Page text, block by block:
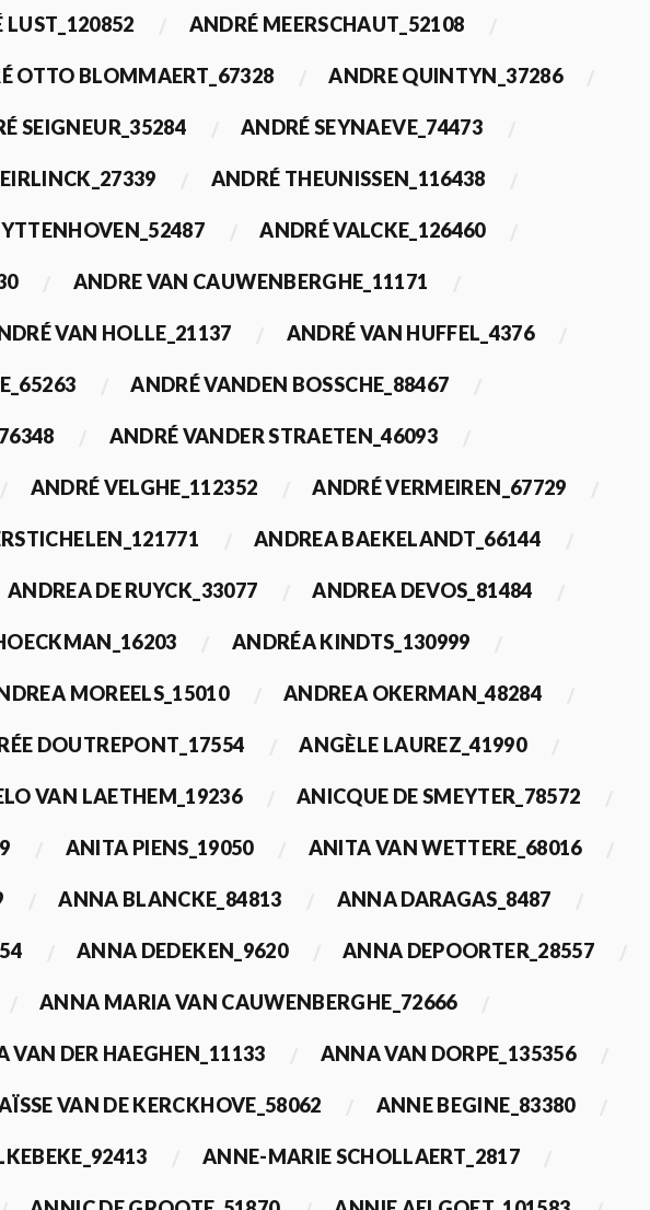
LUST_120852 ANDRÉ MEERSCHAUT_52108
OTTO BLOMMAERT_67328 ANDRE QUINTYN_37286
SEIGNEUR_35284 ANDRÉ SEYNAEVE_74473
ANDRÉ THEUNISSEN_116438
ANDRÉ VALCKE_126460
ANDRE VAN CAUWENBERGHE_11171
VAN HOLLE_21137 ANDRÉ VAN HUFFEL_4376
ANDRÉ VANDEN BOSSCHE_88467
ANDRÉ VANDER STRAETEN_46093
ANDRÉ VELGHE_112352 ANDRÉ VERMEIREN_67729
ANDREA BAEKELANDT_66144
ANDREA DE RUYCK_33077 ANDREA DEVOS_81484
ANDRÉA KINDTS_130999
MOREELS_15010 ANDREA OKERMAN_48284
DOUTREPONT_17554 ANGÈLE LAUREZ_41990
VAN LAETHEM_19236 ANICQUE DE SMEYTER_78572
ANITA PIENS_19050 ANITA VAN WETTERE_68016
ANNA BLANCKE_84813 ANNA DARAGAS_8487
ANNA DEDEKEN_9620 ANNA DEPOORTER_28557
ANNA MARIA VAN CAUWENBERGHE_72666
VAN DER HAEGHEN_11133 ANNA VAN DORPE_135356
VAN DE KERCKHOVE_58062 ANNE BEGINE_83380
ANNE-MARIE SCHOLLAERT_2817